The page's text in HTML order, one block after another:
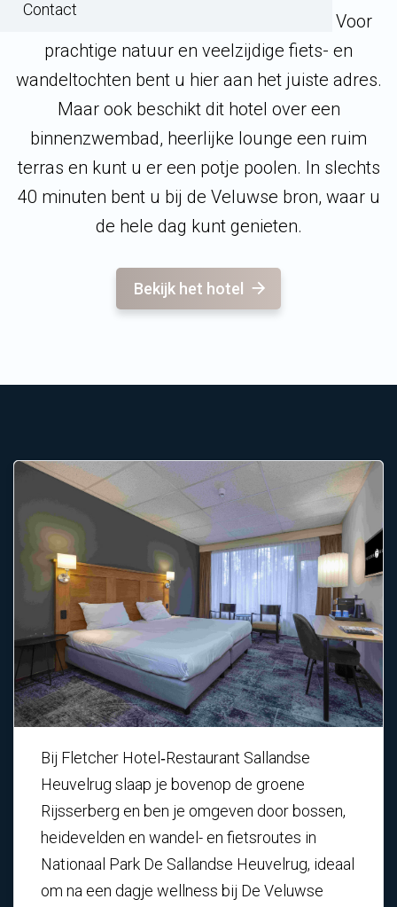
Contact
Hotel-Restaurant Sallandse Heuvelrug. Voor
prachtige natuur en veelzijdige fiets- en
wandeltochten bent u hier aan het juiste adres.
Maar ook beschikt dit hotel over een
binnenzwembad, heerlijke lounge een ruim
terras en kunt u er een potje poolen. In slechts
40 minuten bent u bij de Veluwse bron, waar u
de hele dag kunt genieten.
Bekijk het hotel
Bij Fletcher Hotel‑Restaurant Sallandse
Heuvelrug slaap je bovenop de groene
Rijsserberg en ben je omgeven door bossen,
heidevelden en wandel- en fietsroutes in
Nationaal Park De Sallandse Heuvelrug, ideaal
om na een dagje wellness bij De Veluwse